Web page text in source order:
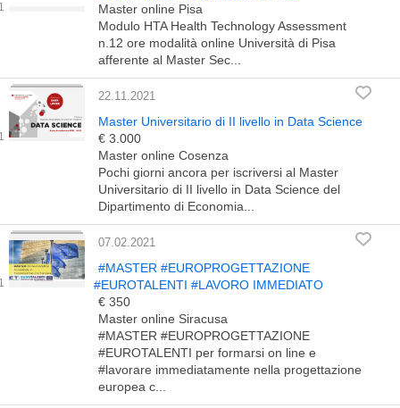
Master online Pisa
Modulo HTA Health Technology Assessment
n.12 ore modalità online Università di Pisa
afferente al Master Sec...
22.11.2021
Master Universitario di II livello in Data Science
€ 3.000
Master online Cosenza
Pochi giorni ancora per iscriversi al Master
Universitario di II livello in Data Science del
Dipartimento di Economia...
07.02.2021
#MASTER #EUROPROGETTAZIONE
#EUROTALENTI #LAVORO IMMEDIATO
€ 350
Master online Siracusa
#MASTER #EUROPROGETTAZIONE
#EUROTALENTI per formarsi on line e
#lavorare immediatamente nella progettazione
europea c...